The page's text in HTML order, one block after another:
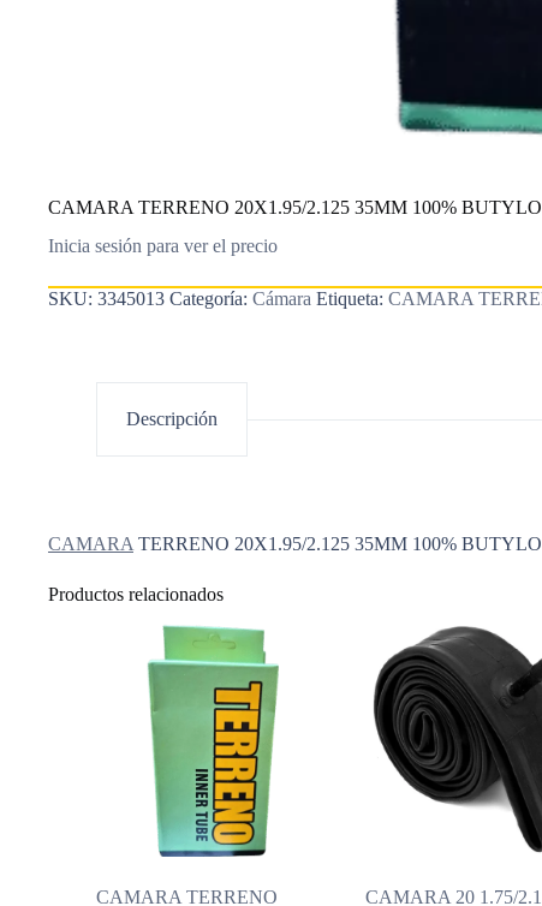
CAMARA TERRENO 20X1.95/2.125 35MM 100% BUTYLO
Inicia sesión para ver el precio
SKU: 3345013 Categoría: Cámara Etiqueta: CAMARA
Descripción
CAMARA TERRENO 20X1.95/2.125 35MM 100% BUTYLO
Productos relacionados
CAMARA TERRENO CAMARA 20 1.75/